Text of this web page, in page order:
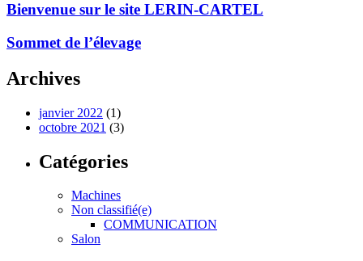
Bienvenue sur le site LERIN-CARTEL
Sommet de l’élevage
Archives
janvier 2022 (1)
octobre 2021 (3)
Catégories
Machines
Non classifié(e)
COMMUNICATION
Salon